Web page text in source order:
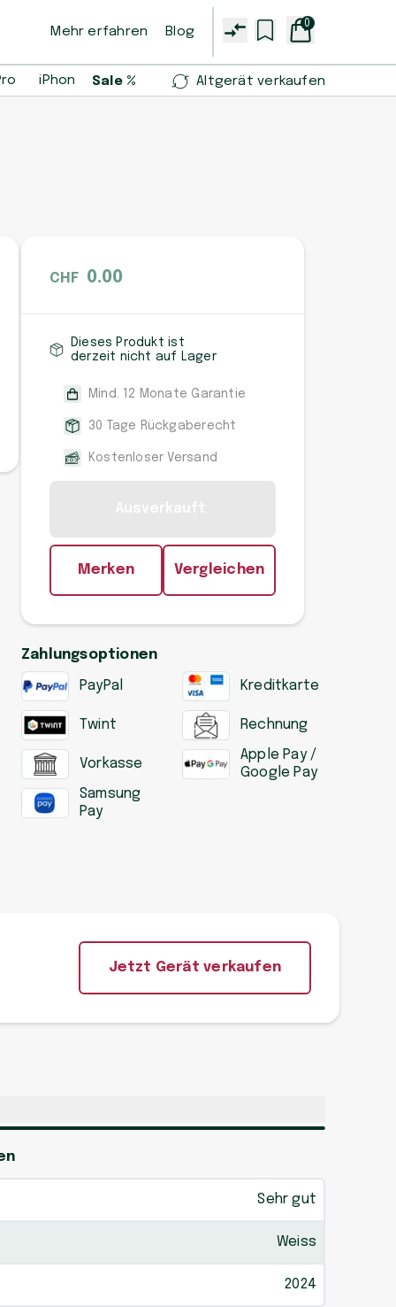
Mehr erfahren Blog
0
iPhone 14 Pro iPhone 13 mini Samsung Galaxy
Sale % Altgerät verkaufen
CHF 0.00
Dieses Produkt ist
derzeit nicht auf Lager
Mind. 12 Monate Garantie
30 Tage Rückgaberecht
Kostenloser Versand
Merken Vergleichen
Zahlungsoptionen
PayPal Kreditkarte
Twint Rechnung
Vorkasse
Apple Pay /
Google Pay
Samsung
Pay
Jetzt Gerät verkaufen
Sehr gut
Weiss
2024